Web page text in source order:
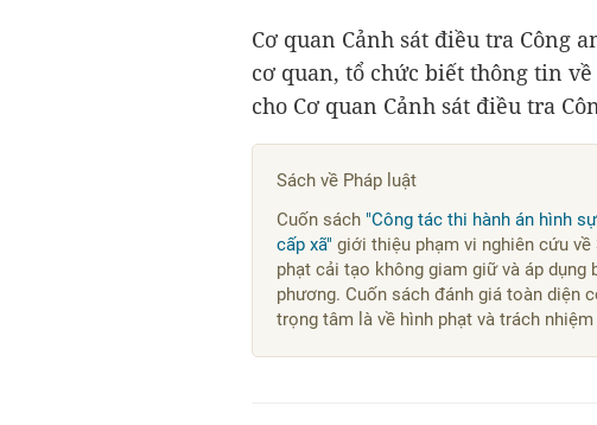
Cơ quan Cảnh sát điều tra Công
cơ quan, tổ chức biết thông tin
cho Cơ quan Cảnh sát điều tra
Sách về Pháp luật
Cuốn sách "Công tác thi hành án hình
cấp xã" giới thiệu phạm vi nghiên cứu
phạt cải tạo không giam giữ và áp
phương. Cuốn sách đánh giá toàn diện
trọng tâm là về hình phạt và trách nhiệm